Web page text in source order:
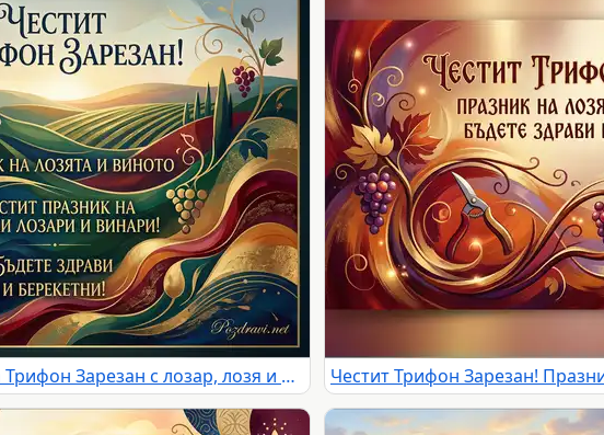
Празнична картичка за Трифон Зарезан с лозар, лозя и вино.